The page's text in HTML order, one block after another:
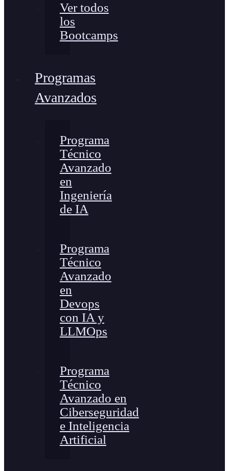
Ver todos
los
Bootcamps
Programas
Avanzados
Programa
Técnico
Avanzado
en
Ingeniería
de IA
Programa
Técnico
Avanzado
en
Devops
con IA y
LLMOps
Programa
Técnico
Avanzado en
Ciberseguridad
e Inteligencia
Artificial